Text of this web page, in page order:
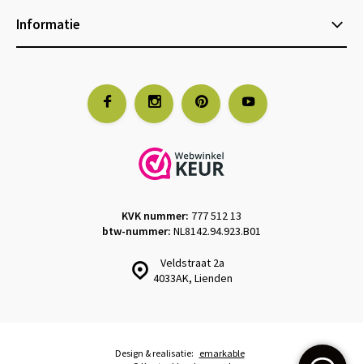
Informatie
Veldstraat 2a
4033AK, Lienden
KVK nummer: 777 512 13
btw-nummer: NL8142.94.923.B01
Design & realisatie: emarkable